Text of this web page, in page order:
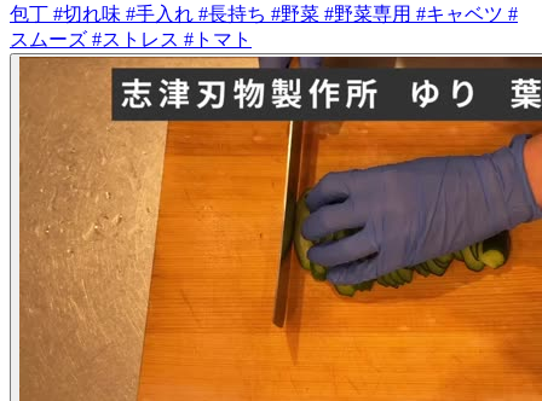
包丁 #切れ味 #手入れ #長持ち #野菜 #野菜専用 #キャベツ #
スムーズ #ストレス #トマト